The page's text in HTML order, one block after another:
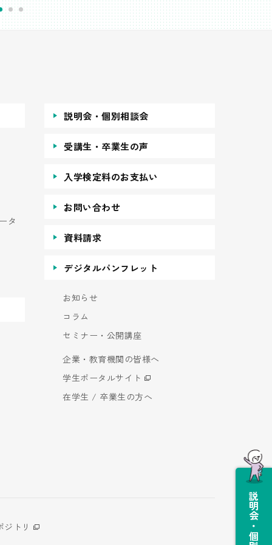
タ
説明会・個別相談会
受講生・卒業生の声
入学検定料のお支払い
お問い合わせ
資料請求
デジタルパンフレット
お知らせ
コラム
セミナー・公開講座
企業・教育機関の皆様へ
学生ポータルサイト
在学生 / 卒業生の方へ
トリ